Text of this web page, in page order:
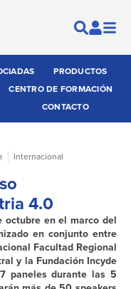
PRODUCTOS
CENTRO DE FORMACIÓN
CONTACTO
Internacional
4.0
en el marco del
en conjunto entre
Facultad Regional
y la Fundación Incyde
paneles durante las 5